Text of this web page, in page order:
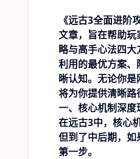
《远古3全面进
文章，旨在帮助
略与高手心法四
利用的最优方案
晰认知。无论你
将为你提供清晰路
一、核心机制深度
在远古3中，核心
但到了中后期，
第一步。